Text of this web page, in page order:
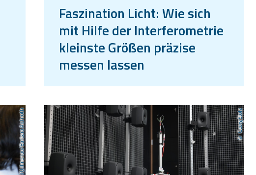
Faszination Licht: Wie sich
mit Hilfe der Interferometrie
kleinste Größen präzise
messen lassen
TU Ilmenau/Barbara Aichroth Georg Stolz